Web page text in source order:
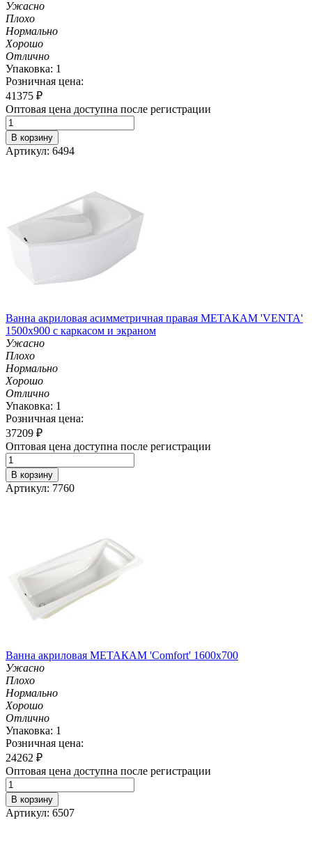
Ужасно
Плохо
Нормально
Хорошо
Отлично
Упаковка: 1
Розничная цена:
41375 ₽
Оптовая цена доступна после регистрации
В корзину
Артикул: 6494
Ванна акриловая асимметричная правая МЕТАКАМ 'VENTA'
1500х900 с каркасом и экраном
Ужасно
Плохо
Нормально
Хорошо
Отлично
Упаковка: 1
Розничная цена:
37209 ₽
Оптовая цена доступна после регистрации
В корзину
Артикул: 7760
Ванна акриловая МЕТАКАМ 'Comfort' 1600х700
Ужасно
Плохо
Нормально
Хорошо
Отлично
Упаковка: 1
Розничная цена:
24262 ₽
Оптовая цена доступна после регистрации
В корзину
Артикул: 6507